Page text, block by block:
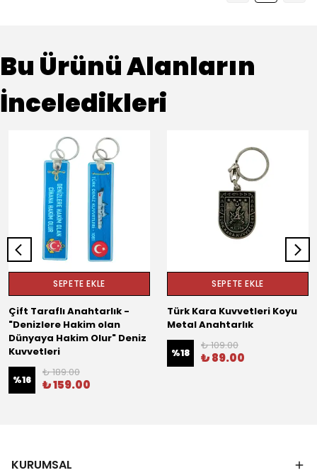
Bu Ürünü Alanların
İnceledikleri
SEPETE EKLE
Çift Taraflı Anahtarlık -
"Denizlere Hakim olan
Dünyaya Hakim Olur" Deniz
Kuvvetleri
%16
₺ 189.00
₺ 159.00
SEPETE EKLE
Türk Kara Kuvvetleri Koyu
Metal Anahtarlık
%18
₺ 109.00
₺ 89.00
KURUMSAL